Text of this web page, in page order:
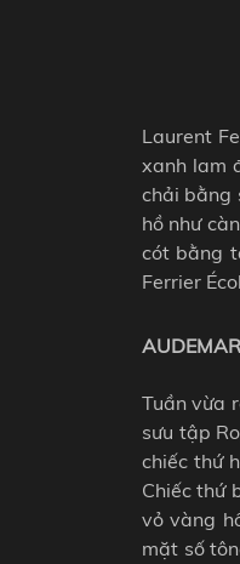
Laurent
xanh lam
chải bằng
hồ như
cót bằng
Ferrier
Tuần vừa
sưu tập
chiếc thứ
Chiếc thứ
vỏ vàng
mặt số